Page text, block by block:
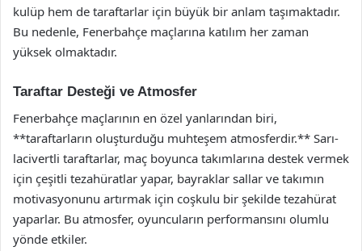
kulüp hem de taraftarlar için büyük bir anlam taşımaktadır.
Bu nedenle, Fenerbahçe maçlarına katılım her zaman
yüksek olmaktadır.
Taraftar Desteği ve Atmosfer
Fenerbahçe maçlarının en özel yanlarından biri,
**taraftarların oluşturduğu muhteşem atmosferdir.** Sarı-
lacivertli taraftarlar, maç boyunca takımlarına destek vermek
için çeşitli tezahüratlar yapar, bayraklar sallar ve takımın
motivasyonunu artırmak için coşkulu bir şekilde tezahürat
yaparlar. Bu atmosfer, oyuncuların performansını olumlu
yönde etkiler.